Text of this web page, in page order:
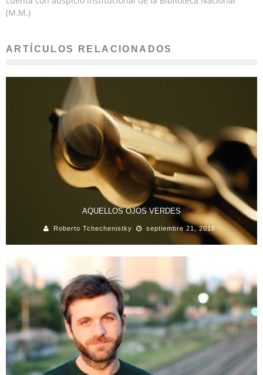
(M.M.)
ARTÍCULOS RELACIONADOS
AQUELLOS OJOS VERDES
Roberto Tchechenistky septiembre 21, 2016